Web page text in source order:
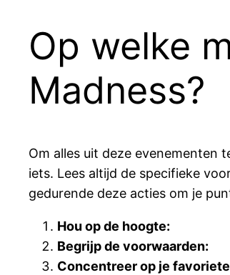
Op welke
Madness?
Om alles uit deze evenementen
iets. Lees altijd de specifieke
gedurende deze acties om je
Hou op de hoogte:
Begrijp de voorwaarden:
Concentreer op je